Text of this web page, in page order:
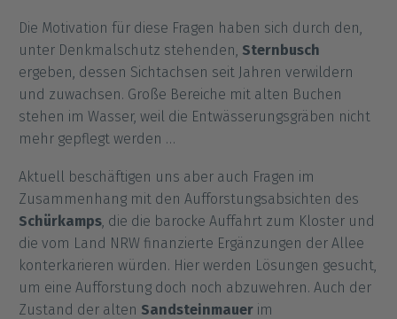
Die Motivation für diese Fragen haben sich durch den,
unter Denkmalschutz stehenden, Sternbusch
ergeben, dessen Sichtachsen seit Jahren verwildern
und zuwachsen. Große Bereiche mit alten Buchen
stehen im Wasser, weil die Entwässerungsgräben nicht
mehr gepflegt werden …
Aktuell beschäftigen uns aber auch Fragen im
Zusammenhang mit den Aufforstungsabsichten des
Schürkamps, die die barocke Auffahrt zum Kloster und
die vom Land NRW finanzierte Ergänzungen der Allee
konterkarieren würden. Hier werden Lösungen gesucht,
um eine Aufforstung doch noch abzuwehren. Auch der
Zustand der alten Sandsteinmauer im